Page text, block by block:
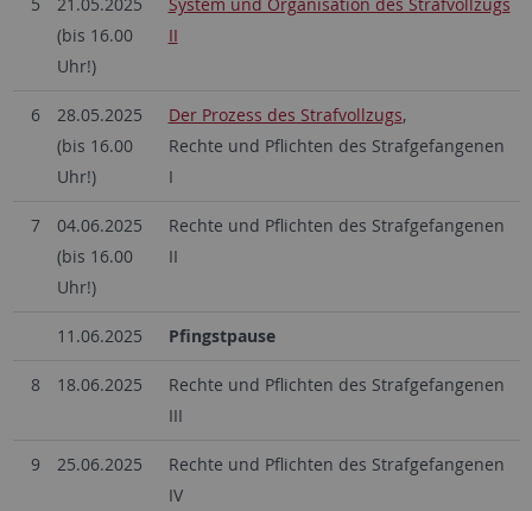
(bis 16.00
Uhr!)
II
6
28.05.2025
(bis 16.00
Uhr!)
Der Prozess des Strafvollzugs,
Rechte und Pflichten des Strafgefangenen
I
7
04.06.2025
(bis 16.00
Uhr!)
Rechte und Pflichten des Strafgefangenen
II
11.06.2025 Pfingstpause
8 18.06.2025
Rechte und Pflichten des Strafgefangenen
III
9 25.06.2025
Rechte und Pflichten des Strafgefangenen
IV